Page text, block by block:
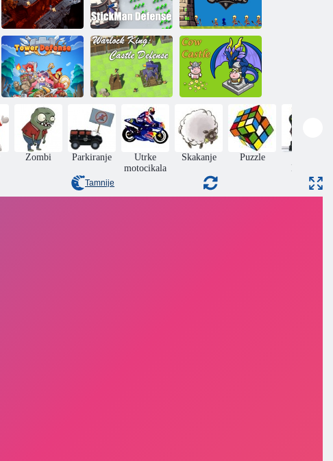
Smrtonosna
obrana
Stickman obrana
Dvorski
križarski rat
Zaštita od kule
Crni kralj:
Dvorac Korovy
Zombi Parkiranje
Utrke
motocikala
Skakanje Puzzle
Dječaci
Tamnije